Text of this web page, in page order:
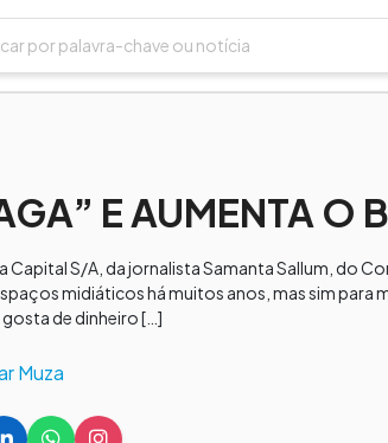
E AUMENTA O
Capital S/A, da jornalista Samanta Sallum, do
midiáticos há muitos anos, mas sim para
gosta de dinheiro […]
Muza